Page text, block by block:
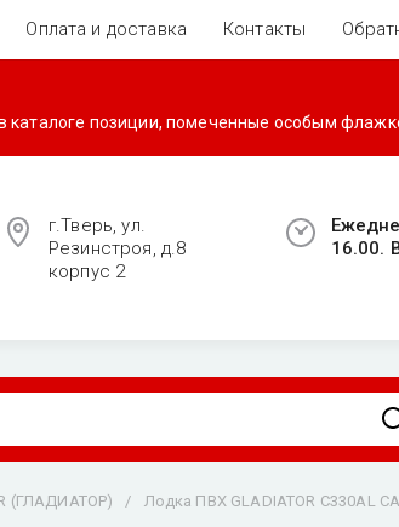
Оплата и доставка Контакты
каталоге позиции, помеченные особым
г.Тверь, ул.
Резинстроя, д.8
корпус 2
16.00.
(ГЛАДИАТОР) / Лодка ПВХ GLADIATOR C330AL